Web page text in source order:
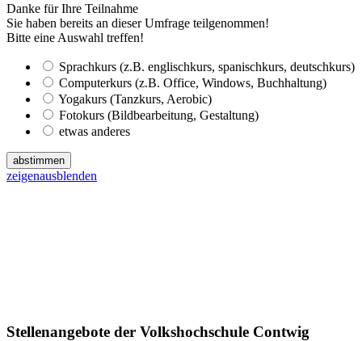
Danke für Ihre Teilnahme
Sie haben bereits an dieser Umfrage teilgenommen!
Bitte eine Auswahl treffen!
Sprachkurs (z.B. englischkurs, spanischkurs, deutschkurs)
Computerkurs (z.B. Office, Windows, Buchhaltung)
Yogakurs (Tanzkurs, Aerobic)
Fotokurs (Bildbearbeitung, Gestaltung)
etwas anderes
abstimmen
zeigenausblenden
Stellenangebote der Volkshochschule Contwig